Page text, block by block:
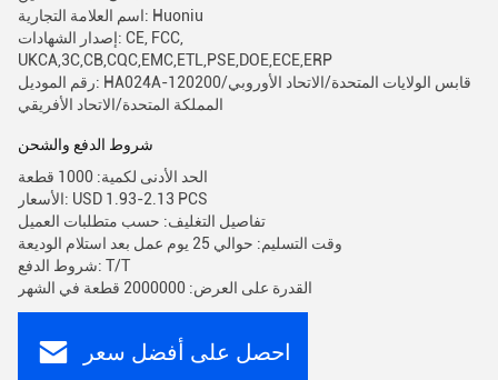
اسم العلامة التجارية: Huoniu
إصدار الشهادات: CE, FCC,
UKCA,3C,CB,CQC,EMC,ETL,PSE,DOE,ECE,ERP
رقم الموديل: HA024A-120200قابس الولايات المتحدة/الاتحاد الأوروبي/
المملكة المتحدة/الاتحاد الأفريقي
شروط الدفع والشحن
الحد الأدنى لكمية: 1000 قطعة
الأسعار: USD 1.93-2.13 PCS
تفاصيل التغليف: حسب متطلبات العميل
وقت التسليم: حوالي 25 يوم عمل بعد استلام الوديعة
شروط الدفع: T/T
القدرة على العرض: 2000000 قطعة في الشهر
احصل على أفضل سعر